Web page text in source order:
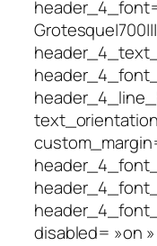
disabled= »on